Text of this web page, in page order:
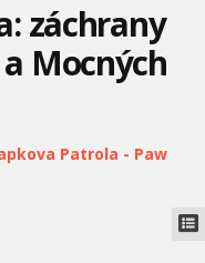
záchrany
Mocných
Patrola - Paw